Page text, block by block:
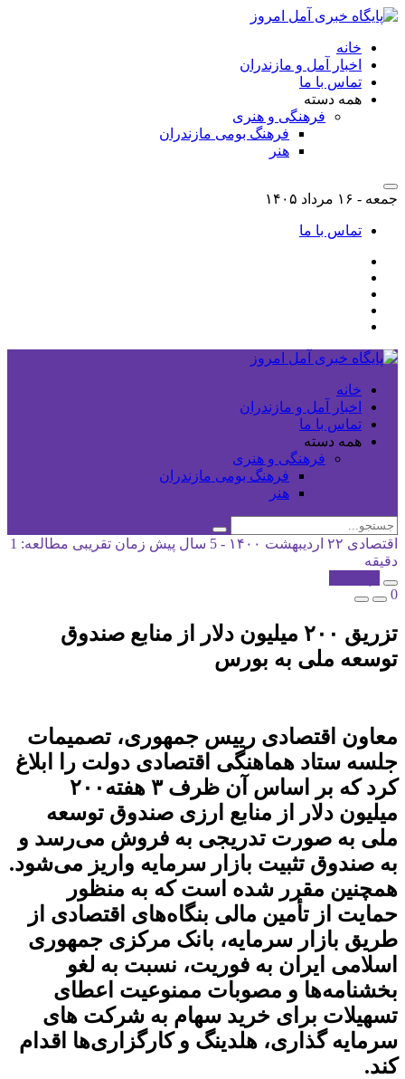
خانه
اخبار آمل و مازندران
تماس با ما
همه دسته
فرهنگی و هنری
فرهنگ بومی مازندران
هنر
جمعه - ۱۶ مرداد ۱۴۰۵
تماس با ما
خانه
اخبار آمل و مازندران
تماس با ما
همه دسته
فرهنگی و هنری
فرهنگ بومی مازندران
هنر
اقتصادی ۲۲ اردیبهشت ۱۴۰۰ - 5 سال پیش
زمان تقریبی مطالعه: 1
دقیقه
0
تزریق ۲۰۰ میلیون دلار از منابع صندوق
توسعه ملی به بورس
معاون اقتصادی رییس جمهوری، تصمیمات
جلسه ستاد هماهنگی اقتصادی دولت را ابلاغ
کرد که بر اساس آن ظرف ۳ هفته۲۰۰
میلیون دلار از منابع ارزی صندوق توسعه
ملی به صورت تدریجی به فروش می‌رسد و
به صندوق تثبیت بازار سرمایه واریز می‌شود.
همچنین مقرر شده است که به منظور
حمایت از تأمین مالی بنگاه‌های اقتصادی از
طریق بازار سرمایه، بانک مرکزی جمهوری
اسلامی ایران به فوریت، نسبت به لغو
بخشنامه‌ها و مصوبات ممنوعیت اعطای
تسهیلات برای خرید سهام به شرکت های
سرمایه گذاری، هلدینگ و کارگزاری‌ها اقدام
کند.